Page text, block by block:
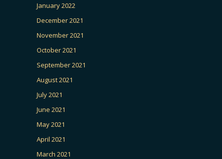
January 2022
December 2021
November 2021
October 2021
September 2021
August 2021
July 2021
June 2021
May 2021
April 2021
March 2021